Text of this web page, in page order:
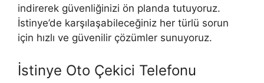
indirerek güvenliğinizi ön planda tutuyoruz.
İstinye’de karşılaşabileceğiniz her türlü sorun
için hızlı ve güvenilir çözümler sunuyoruz.
İstinye Oto Çekici Telefonu